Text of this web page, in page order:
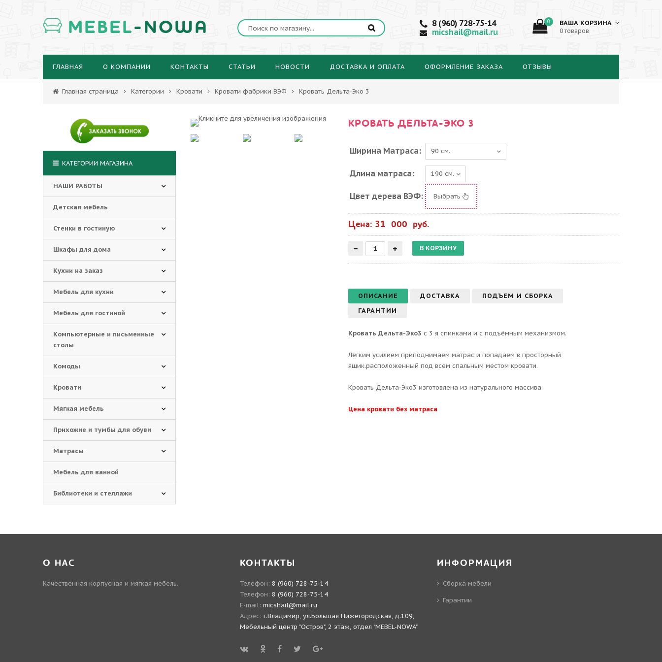
MEBEL-NOWA
8 (960) 728-75-14
micshail@mail.ru
0 ВАША КОРЗИНА
0 товаров
ГЛАВНАЯ О КОМПАНИИ КОНТАКТЫ СТАТЬИ НОВОСТИ ДОСТАВКА И ОПЛАТА ОФОРМЛЕНИЕ ЗАКАЗА ОТЗЫВЫ
Главная страница Категории Кровати Кровати фабрики ВЭФ Кровать Дельта-Эко 3
КРОВАТЬ ДЕЛЬТА-ЭКО 3
Ширина Матраса:
Длина матраса:
Цвет дерева ВЭФ: Выбрать
Цена: 31 000 руб.
ОПИСАНИЕ ДОСТАВКА
ПОДЪЕМ И СБОРКА
ГАРАНТИИ
Кровать Дельта-Эко3с 3 я спинками и с подъёмным механизмом.
Лёгким усилием приподнимаем матрас и попадаем в просторный
ящик.расположенный под всем спальным местом кровати.
Кровать Дельта-Эко3 изготовлена из натурального массива.
Цена кровати без матраса
КАТЕГОРИИ МАГАЗИНА
НАШИ РАБОТЫ
Детская мебель
Стенки в гостиную
Шкафы для дома
Кухни на заказ
Мебель для кухни
Мебель для гостиной
Компьютерные и письменные
столы
Комоды
Кровати
Мягкая мебель
Прихожие и тумбы для обуви
Матрасы
Мебель для ванной
Библиотеки и стеллажи
О НАС
Качественная корпусная и мягкая мебель.
КОНТАКТЫ
Телефон: 8 (960) 728-75-14
Телефон: 8 (960) 728-75-14
E-mail: micshail@mail.ru
Адрес: г.Владимир, ул.Большая Нижегородская, д.109,
Мебельный центр "Остров", 2 этаж, отдел "MEBEL-NOWA"
ИНФОРМАЦИЯ
Сборка мебели
Гарантии